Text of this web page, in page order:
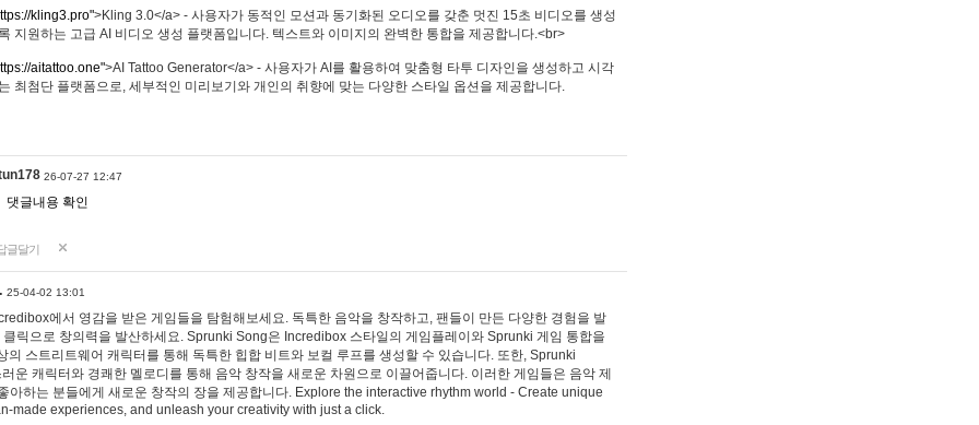
kling3.pro">Kling 3.0</a> - 사용자가 동적인 모션과 동기화된 오디오를 갖춘 멋진 15초 비디오를 생성
지원하는 고급 AI 비디오 생성 플랫폼입니다. 텍스트와 이미지의 완벽한 통합을 제공합니다.<br>
aitattoo.one">AI Tattoo Generator</a> - 사용자가 AI를 활용하여 맞춤형 타투 디자인을 생성하고 시각
최첨단 플랫폼으로, 세부적인 미리보기와 개인의 취향에 맞는 다양한 스타일 옵션을 제공합니다.
26-07-27 12:47
댓글내용 확인
글달기
25-04-02 13:01
에서 영감을 받은 게임들을 탐험해보세요. 독특한 음악을 창작하고, 팬들이 만든 다양한 경험을 발
클릭으로 창의력을 발산하세요. Sprunki Song은 Incredibox 스타일의 게임플레이와 Sprunki 게임 통합을
의 스트리트웨어 캐릭터를 통해 독특한 힙합 비트와 보컬 루프를 생성할 수 있습니다. 또한, Sprunki
운 캐릭터와 경쾌한 멜로디를 통해 음악 창작을 새로운 차원으로 이끌어줍니다. 이러한 게임들은 음악 제
아하는 분들에게 새로운 창작의 장을 제공합니다. Explore the interactive rhythm world - Create unique
made experiences, and unleash your creativity with just a click.